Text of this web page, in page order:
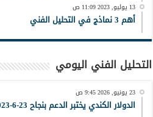
13 يوليو, 2023 11:09 ص
أهم 3 نماذج في التحليل الفني
التحليل الفني اليومي
23 يونيو, 2026 9:45 ص
الدولار الكندي يختبر الدعم بنجاح 23-6-2023